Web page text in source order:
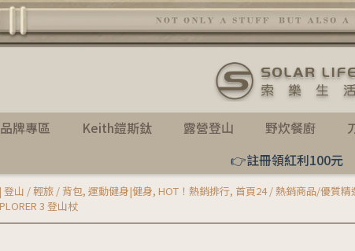
品牌專區 Keith鎧斯鈦 露營登山 野炊餐廚
👉註冊領紅利100元
登山 / 輕旅 / 背包, 運動健身|健身, HOT！熱銷排行, 首頁24 / 熱銷商品/優質精
3 登山杖